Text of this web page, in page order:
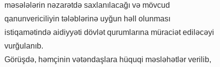
məsələlərin nəzarətdə saxlanılacağı və mövcud
qanunvericiliyin tələblərinə uyğun həll olunması
istiqamətində aidiyyəti dövlət qurumlarına müraciət ediləcəyi
vurğulanıb.
Görüşdə, həmçinin vətəndaşlara hüquqi məsləhətlər verilib,